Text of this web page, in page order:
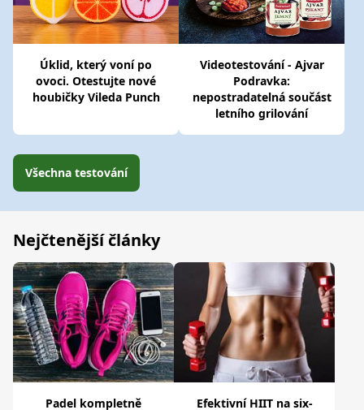
Úklid, který voní po
ovoci. Otestujte nové
houbičky Vileda Punch
Videotestování - Ajvar
Podravka:
nepostradatelná součást
letního grilování
Všechna testování
Nejčtenější články
Padel kompletně
Efektivní HIIT na six-